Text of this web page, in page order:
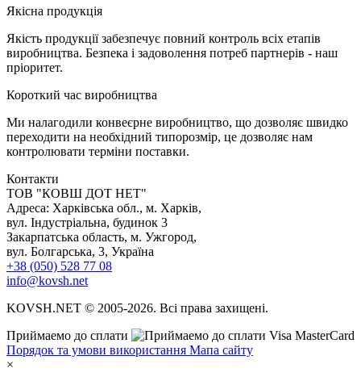
Якісна продукція
Якість продукції забезпечує повний контроль всіх етапів
виробництва. Безпека і задоволення потреб партнерів - наш
пріоритет.
Короткий час виробництва
Ми налагодили конвеєрне виробництво, що дозволяє швидко
переходити на необхідний типорозмір, це дозволяє нам
контролювати терміни поставки.
Контакти
TOB "КОВШ ДОТ НЕТ"
Адреса: Харківська обл., м. Харків,
вул. Індустріальна, будинок 3
Закарпатська область, м. Ужгород,
вул. Болгарська, 3, Україна
+38 (050) 528 77 08
info@kovsh.net
KOVSH.NET © 2005-2026. Всі права захищені.
Приймаемо до сплати
Порядок та умови використання Мапа сайту
×